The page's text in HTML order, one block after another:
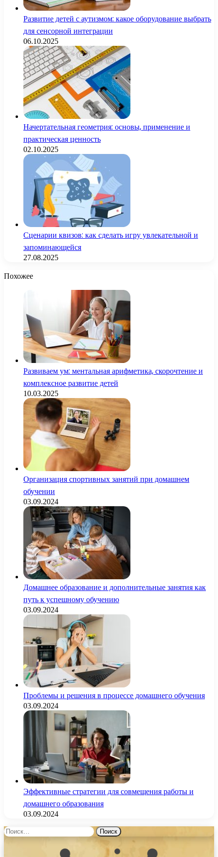
Развитие детей с аутизмом: какое оборудование выбрать
для сенсорной интеграции
06.10.2025
Начертательная геометрия: основы, применение и
практическая ценность
02.10.2025
Сценарии квизов: как сделать игру увлекательной и
запоминающейся
27.08.2025
Похожее
Развиваем ум: ментальная арифметика, скорочтение и
комплексное развитие детей
10.03.2025
Организация спортивных занятий при домашнем
обучении
03.09.2024
Домашнее образование и дополнительные занятия как
путь к успешному обучению
03.09.2024
Проблемы и решения в процессе домашнего обучения
03.09.2024
Эффективные стратегии для совмещения работы и
домашнего образования
03.09.2024
Найти: